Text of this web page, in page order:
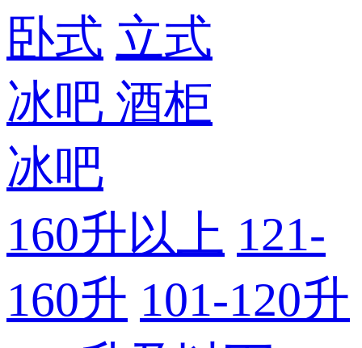
卧式 立式
冰吧 酒柜
冰吧
160升以上 121-
160升 101-120升